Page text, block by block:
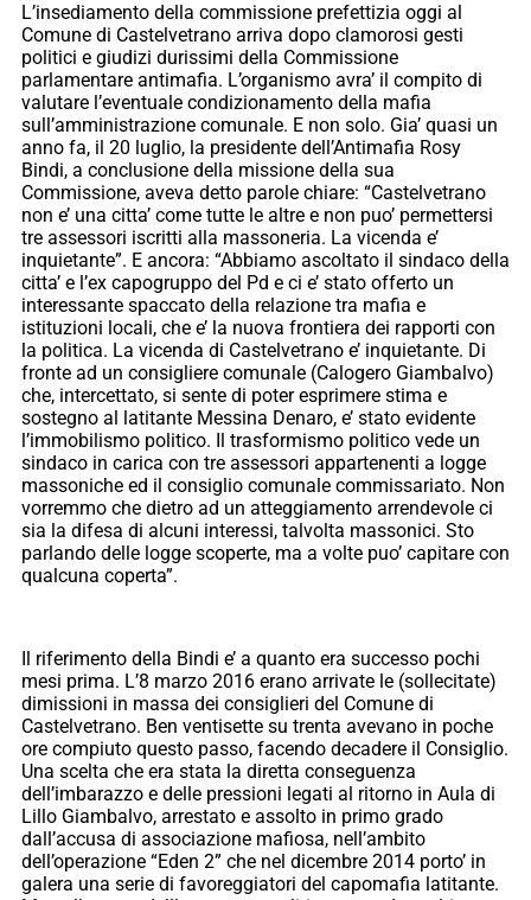
L’insediamento della commissione prefettizia oggi al
Comune di Castelvetrano arriva dopo clamorosi gesti
politici e giudizi durissimi della Commissione
parlamentare antimafia. L’organismo avra’ il compito di
valutare l’eventuale condizionamento della mafia
sull’amministrazione comunale. E non solo. Gia’ quasi un
anno fa, il 20 luglio, la presidente dell’Antimafia Rosy
Bindi, a conclusione della missione della sua
Commissione, aveva detto parole chiare: “Castelvetrano
non e’ una citta’ come tutte le altre e non puo’ permettersi
tre assessori iscritti alla massoneria. La vicenda e’
inquietante”. E ancora: “Abbiamo ascoltato il sindaco della
citta’ e l’ex capogruppo del Pd e ci e’ stato offerto un
interessante spaccato della relazione tra mafia e
istituzioni locali, che e’ la nuova frontiera dei rapporti con
la politica. La vicenda di Castelvetrano e’ inquietante. Di
fronte ad un consigliere comunale (Calogero Giambalvo)
che, intercettato, si sente di poter esprimere stima e
sostegno al latitante Messina Denaro, e’ stato evidente
l’immobilismo politico. Il trasformismo politico vede un
sindaco in carica con tre assessori appartenenti a logge
massoniche ed il consiglio comunale commissariato. Non
vorremmo che dietro ad un atteggiamento arrendevole ci
sia la difesa di alcuni interessi, talvolta massonici. Sto
parlando delle logge scoperte, ma a volte puo’ capitare con
qualcuna coperta”.
Il riferimento della Bindi e’ a quanto era successo pochi
mesi prima. L’8 marzo 2016 erano arrivate le (sollecitate)
dimissioni in massa dei consiglieri del Comune di
Castelvetrano. Ben ventisette su trenta avevano in poche
ore compiuto questo passo, facendo decadere il Consiglio.
Una scelta che era stata la diretta conseguenza
dell’imbarazzo e delle pressioni legati al ritorno in Aula di
Lillo Giambalvo, arrestato e assolto in primo grado
dall’accusa di associazione mafiosa, nell’ambito
dell’operazione “Eden 2” che nel dicembre 2014 porto’ in
galera una serie di favoreggiatori del capomafia latitante.